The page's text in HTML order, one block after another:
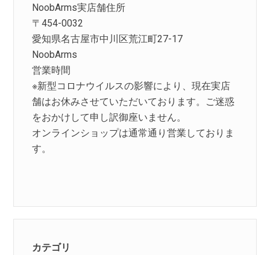
NoobArms実店舗住所
〒454-0032
愛知県名古屋市中川区荒江町27-17
NoobArms
営業時間
※新型コロナウイルスの影響により、現在実店
舗はお休みさせていただいております。ご迷惑
をおかけして申し訳御座いません。
オンラインショップは通常通り営業しておりま
す。
カテゴリ